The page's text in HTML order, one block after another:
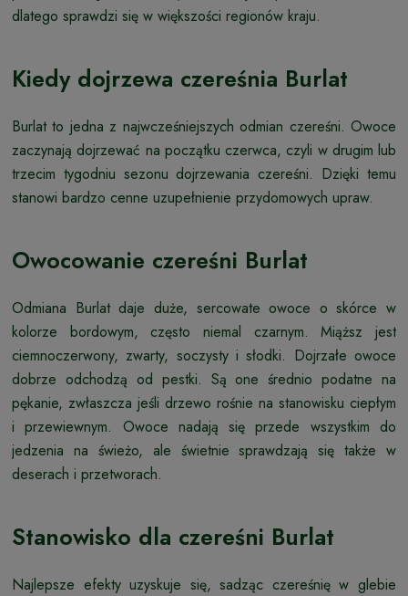
dlatego sprawdzi się w większości regionów kraju.
Kiedy dojrzewa czereśnia Burlat
Burlat to jedna z najwcześniejszych odmian czereśni. Owoce
zaczynają dojrzewać na początku czerwca, czyli w drugim lub
trzecim tygodniu sezonu dojrzewania czereśni. Dzięki temu
stanowi bardzo cenne uzupełnienie przydomowych upraw.
Owocowanie czereśni Burlat
Odmiana Burlat daje duże, sercowate owoce o skórce w
kolorze bordowym, często niemal czarnym. Miąższ jest
ciemnoczerwony, zwarty, soczysty i słodki. Dojrzałe owoce
dobrze odchodzą od pestki. Są one średnio podatne na
pękanie, zwłaszcza jeśli drzewo rośnie na stanowisku ciepłym
i przewiewnym. Owoce nadają się przede wszystkim do
jedzenia na świeżo, ale świetnie sprawdzają się także w
deserach i przetworach.
Stanowisko dla czereśni Burlat
Najlepsze efekty uzyskuje się, sadząc czereśnię w glebie